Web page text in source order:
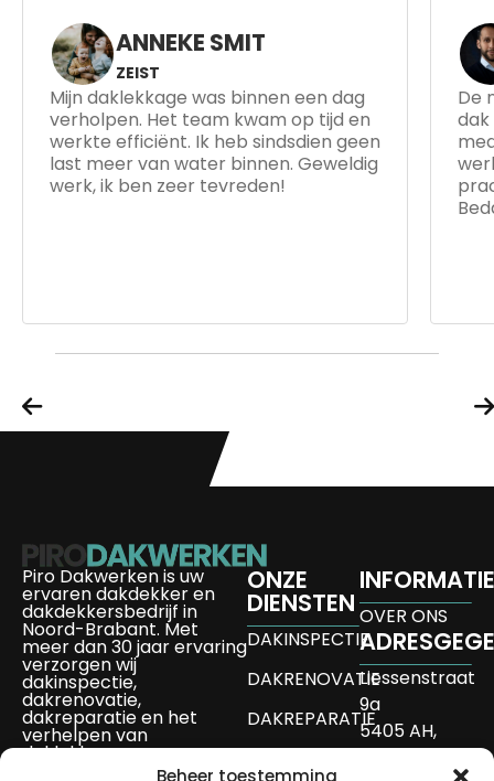
Beheer toestemming
ANNEKE SMIT
ZEIST
Mijn daklekkage was binnen een dag
verholpen. Het team kwam op tijd en
werkte efficiënt. Ik heb sindsdien geen
last meer van water binnen. Geweldig
werk, ik ben zeer tevreden!
De
dak
Piro Dakwerken is uw
ervaren dakdekker en
dakdekkersbedrijf in
Noord-Brabant. Met
meer dan 30 jaar ervaring
verzorgen wij
dakinspectie,
dakrenovatie,
dakreparatie en het
verhelpen van
daklekkage.
Ook voor dakisolatie,
ONZE
DIENSTEN
DAKINSPECTIE
DAKRENOVATIE
DAKREPARATIE
INFORMATIE
OVER ONS
Liessenstraat
9a
5405 AH,